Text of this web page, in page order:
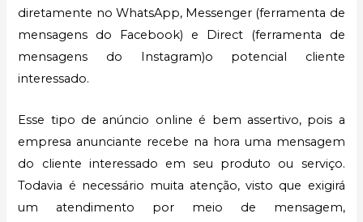
diretamente no WhatsApp, Messenger (ferramenta de
mensagens do Facebook) e Direct (ferramenta de
mensagens do Instagram)o potencial cliente
interessado.
Esse tipo de anúncio online é bem assertivo, pois a
empresa anunciante recebe na hora uma mensagem
do cliente interessado em seu produto ou serviço.
Todavia é necessário muita atenção, visto que exigirá
um atendimento por meio de mensagem,